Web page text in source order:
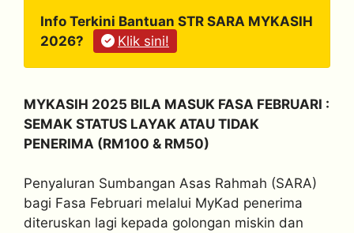
Info Terkini Bantuan STR SARA MYKASIH
2026?
Klik sini!
MYKASIH 2025 BILA MASUK FASA FEBRUARI :
SEMAK STATUS LAYAK ATAU TIDAK
PENERIMA (RM100 & RM50)
Penyaluran Sumbangan Asas Rahmah (SARA)
bagi Fasa Februari melalui MyKad penerima
diteruskan lagi kepada golongan miskin dan